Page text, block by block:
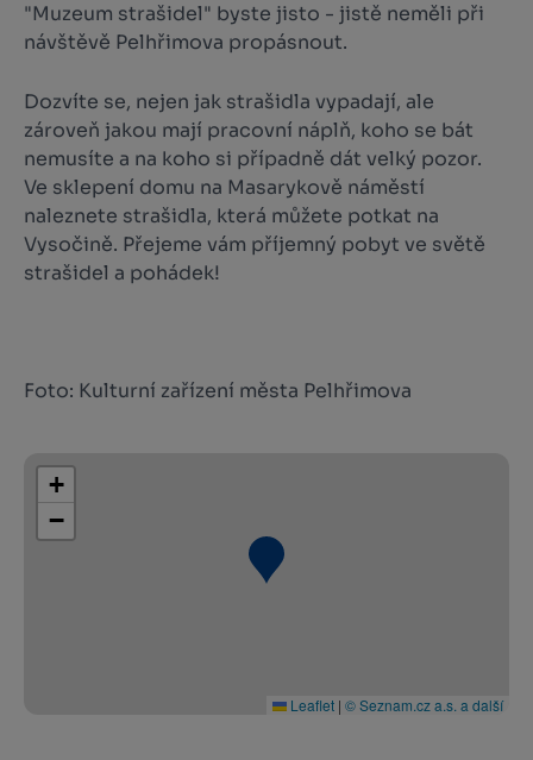
"Muzeum strašidel" byste jisto - jistě neměli při
návštěvě Pelhřimova propásnout.
Dozvíte se, nejen jak strašidla vypadají, ale
zároveň jakou mají pracovní náplň, koho se bát
nemusíte a na koho si případně dát velký pozor.
Ve sklepení domu na Masarykově náměstí
naleznete strašidla, která můžete potkat na
Vysočině. Přejeme vám příjemný pobyt ve světě
strašidel a pohádek!
Foto: Kulturní zařízení města Pelhřimova
+
−
Leaflet | © Seznam.cz a.s. a další